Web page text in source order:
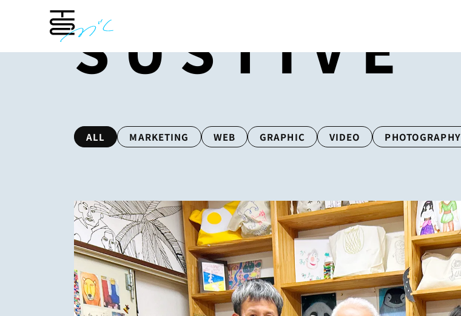
SUSTIVE
ALL MARKETING WEB GRAPHIC VIDEO PHOTOGRAPHY